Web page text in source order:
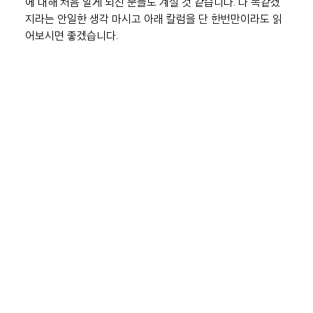
지라는 안일한 생각 마시고 아래 칼럼을 단 한번만이라도 읽
어보시면 좋겠습니다.